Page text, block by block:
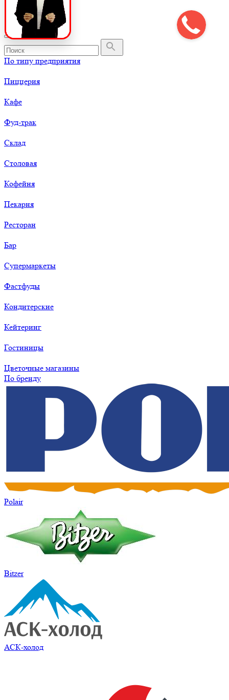
По типу предприятия
Пиццерия
Кафе
Фуд-трак
Склад
Столовая
Кофейня
Пекарня
Ресторан
Бар
Супермаркеты
Фастфуды
Кондитерские
Кейтеринг
Гостиницы
Цветочные магазины
По бренду
Polair
Bitzer
АСК-холод